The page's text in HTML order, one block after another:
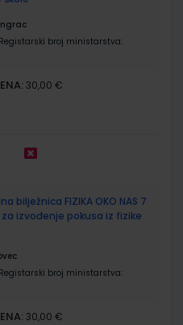
Registarski broj ministarstva:
30,00 €
bilježnica FIZIKA OKO NAS 7
izvođenje pokusa iz fizike
Registarski broj ministarstva:
30,00 €